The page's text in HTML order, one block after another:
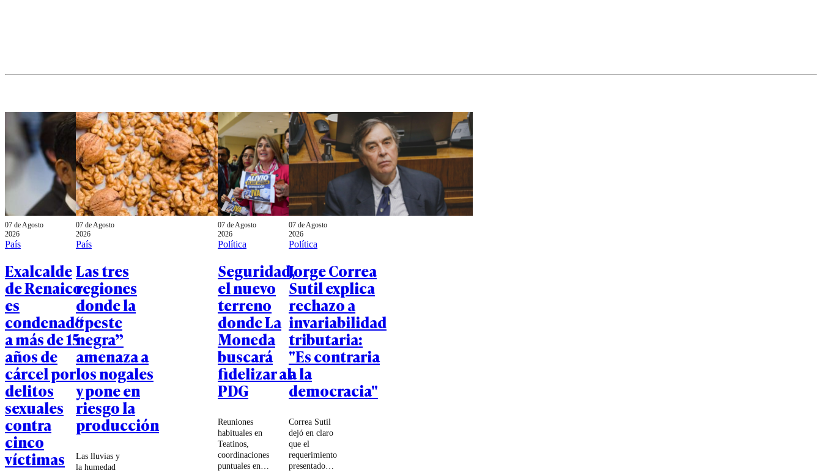
07 de Agosto
2026
País
Exalcalde
de Renaico
es
condenado
a más de 15
años de
cárcel por
delitos
sexuales
contra
cinco
víctimas
07 de Agosto
2026
País
Las tres
regiones
donde la
“peste
negra”
amenaza a
los nogales
y pone en
riesgo la
producción
Las lluvias y
la humedad
07 de Agosto
2026
Política
Seguridad,
el nuevo
terreno
donde La
Moneda
buscará
fidelizar al
PDG
Reuniones
habituales en
Teatinos,
coordinaciones
puntuales en
07 de Agosto
2026
Política
Jorge Correa
Sutil explica
rechazo a
invariabilidad
tributaria:
"Es contraria
a la
democracia"
Correa Sutil
dejó en claro
que el
requerimiento
presentado